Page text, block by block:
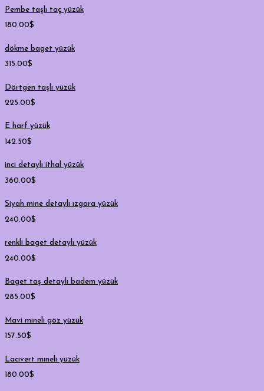
Pembe taşlı taç yüzük
180.00$
dökme baget yüzük
315.00$
Dörtgen taşlı yüzük
225.00$
E harf yüzük
142.50$
inci detaylı ithal yüzük
360.00$
Siyah mine detaylı ızgara yüzük
240.00$
renkli baget detaylı yüzük
240.00$
Baget taş detaylı badem yüzük
285.00$
Mavi mineli göz yüzük
157.50$
Lacivert mineli yüzük
180.00$